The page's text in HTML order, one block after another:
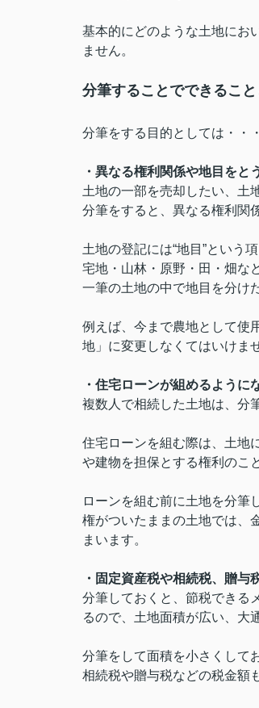
基本的にどのような土地にお
ません。
分筆することでできること
分筆をする目的としては・・・
・異なる権利関係や地目をと
土地の一部を売却したい、土
分筆をすると、異なる権利関
土地の登記には“地目”という
宅地・山林・原野・田・畑な
一筆の土地の中で地目を分け
例えば、今まで農地として使
地」に変更しなくてはいけま
・住宅ローンが組めるように
複数人で相続した土地は、分
住宅ローンを組む際は、土地
や建物を担保とする権利のこ
ローンを組む前に土地を分筆
権がついたままの土地では、
まいます。
・固定資産税や相続税、贈与
分筆しておくと、節税できる
るので、土地面積が広い、大
分筆をして面積を小さくして
相続税や贈与税などの税金額